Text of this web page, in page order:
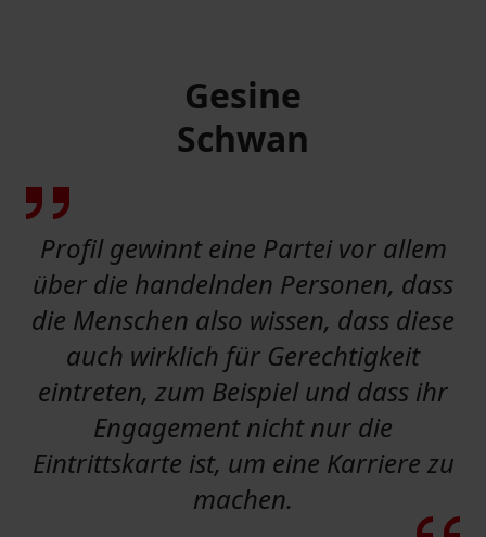
Gesine
Schwan
Profil gewinnt eine Partei vor allem
über die handelnden Personen, dass
die Menschen also wissen, dass diese
auch wirklich für Gerechtigkeit
eintreten, zum Beispiel und dass ihr
Engagement nicht nur die
Eintrittskarte ist, um eine Karriere zu
machen.